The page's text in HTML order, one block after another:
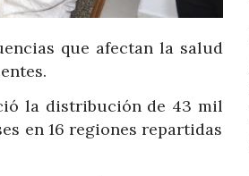
que afectan la salud
la distribución de 43 mil
en 16 regiones repartidas